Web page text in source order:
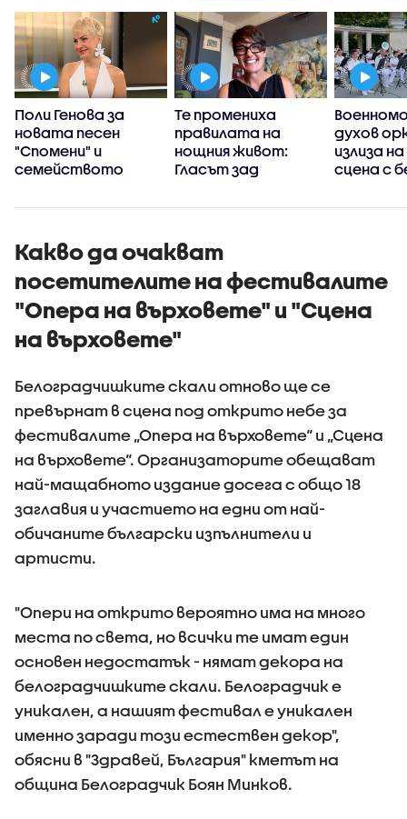
Поли Генова за
новата песен
"Спомени" и
семейството
Те промениха
правилата на
нощния живот:
Гласът зад
KOSHEEN - Шон
духов
излиза
сцена с
Какво да очакват
посетителите на фестивалите
"Опера на върховете" и "Сцена
на върховете"
Белоградчишките скали отново ще се
превърнат в сцена под открито небе за
фестивалите „Опера на върховете“ и „Сцена
на върховете“. Организаторите обещават
най-мащабното издание досега с общо 18
заглавия и участието на едни от най-
обичаните български изпълнители и
артисти.
"Опери на открито вероятно има на много
места по света, но всички те имат един
основен недостатък - нямат декора на
белоградчишките скали. Белоградчик е
уникален, а нашият фестивал е уникален
именно заради този естествен декор",
обясни в "Здравей, България" кметът на
община Белоградчик Боян Минков.